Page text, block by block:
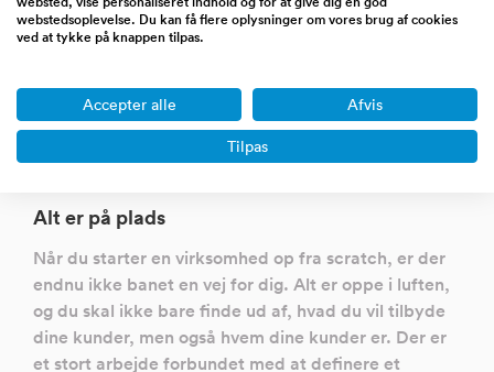
ulemper ved at købe en virksomhed frem for selv at
starte en op fra bunden. Det gælder i alle brancher,
drejer sig om. I det følgende kommer vi med en
række bud på hvilke fordele og ulemper, der er ved
at købe en restaurant til salg eller en hvilken som
Alt er på plads
Når du starter en virksomhed op fra scratch, er der
endnu ikke banet en vej for dig. Alt er oppe i luften,
og du skal ikke bare finde ud af, hvad du vil tilbyde
dine kunder, men også hvem dine kunder er. Der er
et stort arbejde forbundet med at definere et
webstedsoplevelse. Du kan få flere oplysninger om vores brug af cookies
ved at tykke på knappen tilpas.
Accepter alle Afvis
Tilpas